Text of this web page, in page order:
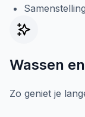
Wassen
Zo geniet je